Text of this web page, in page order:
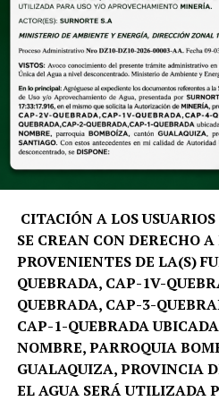
Por su parte, Silvia Sarango,
que el programa representa
para que los niños aprendan
vacaciones, razón por la que
segundo año consecutivo. De
Sánchez agradeció por
manifestó: «Mi hija está súper
igualmente; están
van a conocer muchos
conocido», expresó.
CITACIÓN A LOS
SE CREAN CON DERECHO
PROVENIENTES DE LA(S)
QUEBRADA, CAP-1V-
QUEBRADA, CAP-3-
CAP-1-QUEBRADA
NOMBRE, PARROQUIA
GUALAQUIZA, PROVINCIA
EL AGUA SERÁ UTILIZADA